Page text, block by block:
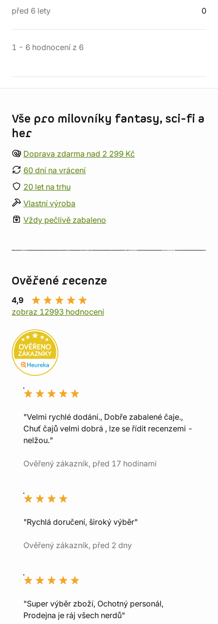
před 6 lety 0
1 - 6 hodnocení z 6
Vše pro milovníky fantasy, sci-fi a
her
Doprava zdarma nad 2 299 Kč
60 dní na vrácení
20 let na trhu
Vlastní výroba
Vždy pečlivě zabaleno
Ověřené recenze
4,9
zobraz 12993 hodnocení
"Velmi rychlé dodání., Dobře zabalené čaje.,
Chuť čajů velmi dobrá , lze se řídit recenzemi -
nelžou."
Ověřený zákazník, před 17 hodinami
"Rychlá doručení, široký výběr"
Ověřený zákazník, před 2 dny
"Super výběr zboží, Ochotný personál,
Prodejna je ráj všech nerdů"